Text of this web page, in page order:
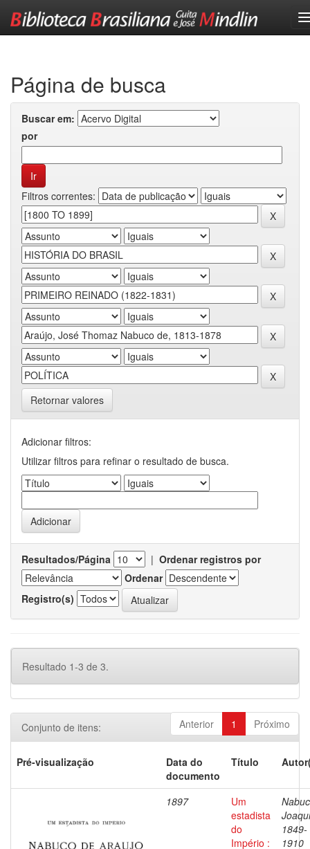
Página de busca
Buscar em:
por
Filtros correntes:
Retornar valores
Adicionar filtros:
Utilizar filtros para refinar o resultado de busca.
Resultados/Página | Ordenar registros por
Ordenar
Registro(s)
Resultado 1-3 de 3.
Anterior 1 Próximo
Conjunto de itens:
Pré-visualização
Data do
documento
Título
1897
Um
estadista
do
Império :
1849-
1910